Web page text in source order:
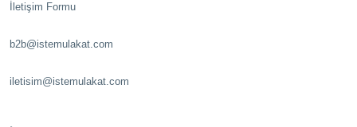
İletişim Formu
b2b@istemulakat.com
iletisim@istemulakat.com